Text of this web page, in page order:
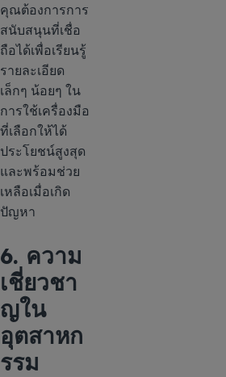
คุณต้องการการ
สนับสนุนที่เชื่อ
ถือได้เพื่อเรียนรู้
รายละเอียด
เล็กๆ น้อยๆ ใน
การใช้เครื่องมือ
ที่เลือกให้ได้
ประโยชน์สูงสุด
และพร้อมช่วย
เหลือเมื่อเกิด
ปัญหา
6. ความ
เชี่ยวชา
ญใน
อุตสาหก
รรม